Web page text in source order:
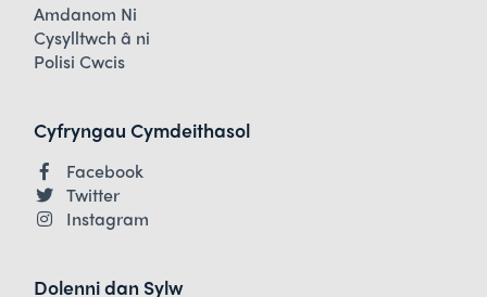
Amdanom Ni
Cysylltwch â ni
Polisi Cwcis
Cyfryngau Cymdeithasol
Facebook
Twitter
Instagram
Dolenni dan Sylw